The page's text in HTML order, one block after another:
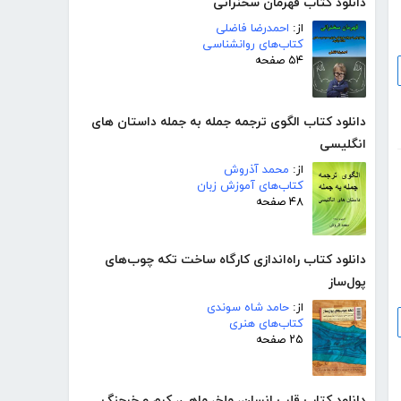
دانلود کتاب قهرمان سخنرانی
از: احمدرضا فاضلی
کتاب‌های روانشناسی
۵۴ صفحه
دانلود کتاب الگوی ترجمه جمله به جمله داستان های
انگلیسی
از: محمد آذروش
کتاب‌های آموزش زبان
۴۸ صفحه
دانلود کتاب راه‌اندازی کارگاه ساخت تکه چوب‌های
پول‌ساز
از: حامد شاه سوندی
کتاب‌های هنری
۲۵ صفحه